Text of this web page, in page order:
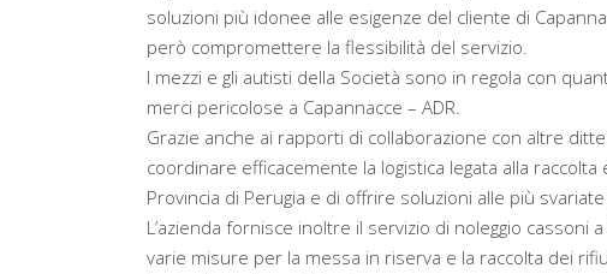
soluzioni più idonee alle esigenze del cliente di
però compromettere la flessibilità del servizio.
I mezzi e gli autisti della Società sono in regola con
merci pericolose a Capannacce – ADR.
Grazie anche ai rapporti di collaborazione con altre
coordinare efficacemente la logistica legata alla
Provincia di Perugia e di offrire soluzioni alle più
L’azienda fornisce inoltre il servizio di noleggio cassoni
varie misure per la messa in riserva e la raccolta dei